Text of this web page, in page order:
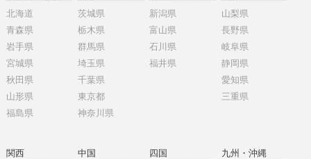
北海道
青森県
岩手県
宮城県
秋田県
山形県
福島県
茨城県
栃木県
群馬県
埼玉県
千葉県
東京都
神奈川県
新潟県
富山県
石川県
福井県
山梨県
長野県
岐阜県
静岡県
愛知県
三重県
関西
中国
四国
九州・沖縄